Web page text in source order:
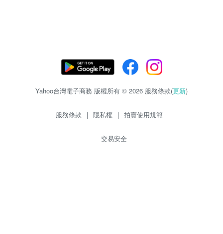
Yahoo台灣電子商務 版權所有 © 2026 服務條款(更新)
服務條款 | 隱私權 | 拍賣使用規範
交易安全